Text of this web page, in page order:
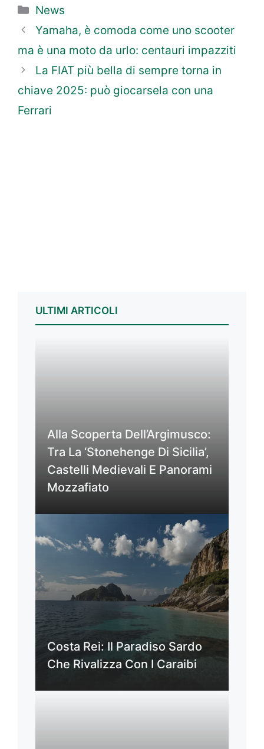
Categorie
News
Yamaha, è comoda come uno scooter
ma è una moto da urlo: centauri impazziti
La FIAT più bella di sempre torna in
chiave 2025: può giocarsela con una
Ferrari
ULTIMI ARTICOLI
Alla Scoperta Dell’Argimusco:
Tra La ‘Stonehenge Di Sicilia’,
Castelli Medievali E Panorami
Mozzafiato
Costa Rei: Il Paradiso Sardo
Che Rivalizza Con I Caraibi